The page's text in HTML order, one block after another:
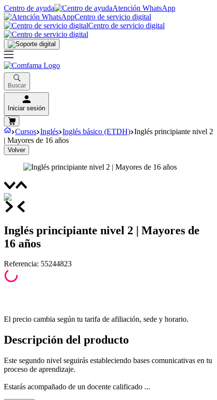
Centro de ayuda
Atención WhatsApp
Centro de servicio digital
Centro de servicio digital
Buscar
Iniciar sesión
Cursos Inglés Inglés básico (ETDH) Inglés principiante nivel 2
| Mayores de 16 años
Volver
Inglés principiante nivel 2 | Mayores de
16 años
Referencia: 55244823
El precio cambia según tu tarifa de afiliación, sede y horario.
Descripción del producto
Este segundo nivel seguirás estableciendo bases comunicativas en tu
proceso de aprendizaje.
Estarás acompañado de un docente calificado ...